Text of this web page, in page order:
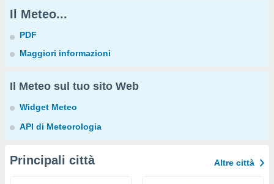
Il Meteo...
PDF
Maggiori informazioni
Il Meteo sul tuo sito Web
Widget Meteo
API di Meteorologia
Principali città Altre città